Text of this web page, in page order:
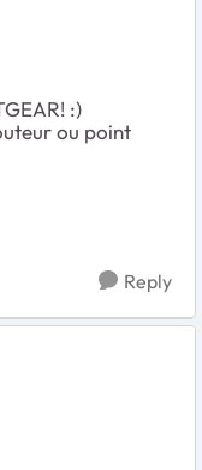
:)
ou point
Reply